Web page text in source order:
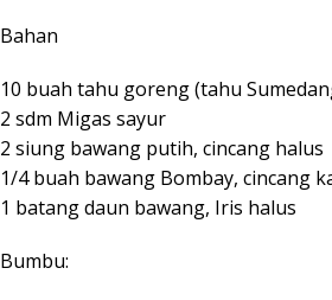
Bahan
10 buah tahu goreng (tahu
2 sdm Migas sayur
2 siung bawang putih, cincang halus
1/4 buah bawang Bombay, cincang
1 batang daun bawang, Iris halus
Bumbu: